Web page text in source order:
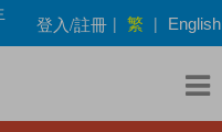
登入/註冊 | 繁 | English